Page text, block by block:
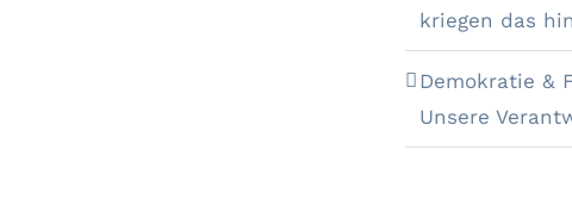
kriegen das
Demokratie &
Unsere